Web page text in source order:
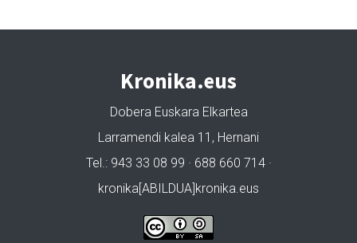
Kronika.eus
Dobera Euskara Elkartea
Larramendi kalea 11, Hernani
Tel.: 943 33 08 99 · 688 660 714 ·
kronika[ABILDUA]kronika.eus